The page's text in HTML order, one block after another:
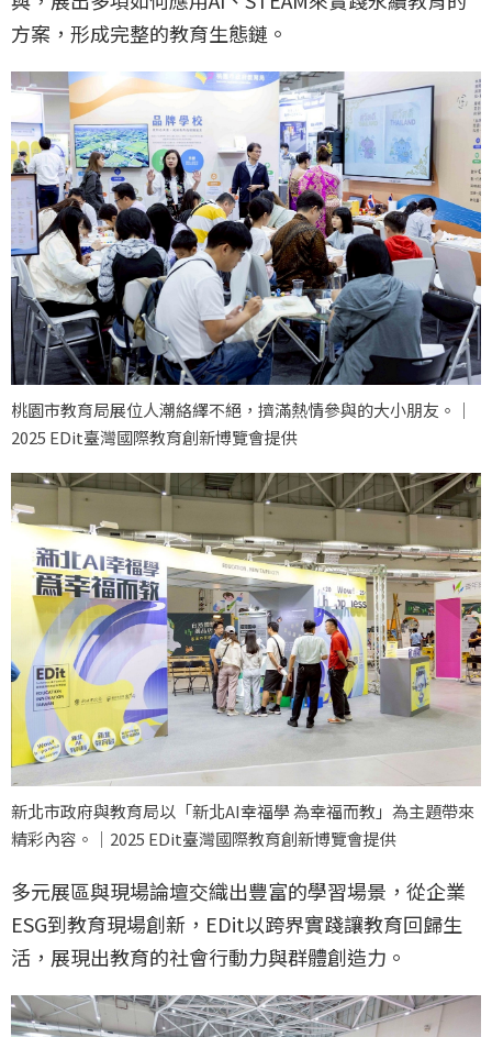
方案，形成完整的教育生態鏈。
桃園市教育局展位人潮絡繹不絕，擠滿熱情參與的大小朋友。｜
2025 EDit臺灣國際教育創新博覽會提供
新北市政府與教育局以「新北AI幸福學 為幸福而教」為主題帶來
精彩內容。｜2025 EDit臺灣國際教育創新博覽會提供
多元展區與現場論壇交織出豐富的學習場景，從企業
ESG到教育現場創新，EDit以跨界實踐讓教育回歸生
活，展現出教育的社會行動力與群體創造力。